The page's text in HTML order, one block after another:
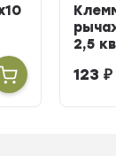
2,5
123₽